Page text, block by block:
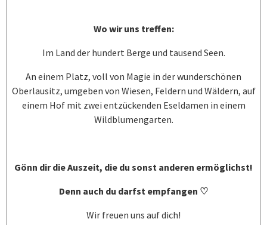
Wo wir uns treffen:
Im Land der hundert Berge und tausend Seen.
An einem Platz, voll von Magie in der wunderschönen
Oberlausitz, umgeben von Wiesen, Feldern und Wäldern, auf
einem Hof mit zwei entzückenden Eseldamen in einem
Wildblumengarten.
Gönn dir die Auszeit, die du sonst anderen ermöglichst!
Denn auch du darfst empfangen ♡
Wir freuen uns auf dich!